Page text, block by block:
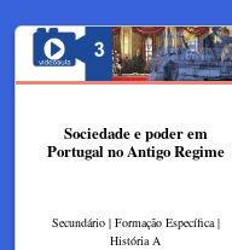
Sociedade e poder em
Portugal no Antigo Regime
Secundário | Formação Específica |
História A